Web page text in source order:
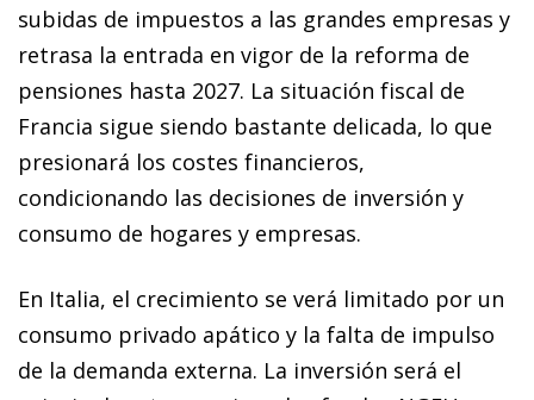
subidas de impuestos a las grandes empresas y
retrasa la entrada en vigor de la reforma de
pensiones hasta 2027. La situación fiscal de
Francia sigue siendo bastante delicada, lo que
presionará los costes financieros,
condicionando las decisiones de inversión y
consumo de hogares y empresas.
En Italia, el crecimiento se verá limitado por un
consumo privado apático y la falta de impulso
de la demanda externa. La inversión será el